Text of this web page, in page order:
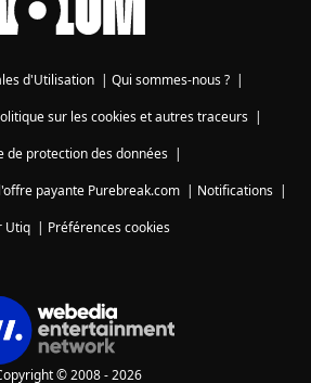
d'Utilisation | Qui sommes-nous ? |
sur les cookies et autres traceurs|
de protection des données|
payante Purebreak.com | Notifications |
Utiq | Préférences cookies
© 2008 - 2026